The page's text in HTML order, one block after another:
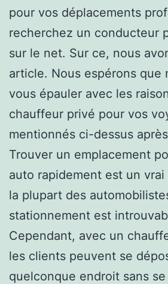
pour vos déplacements
recherchez un conducteur
sur le net. Sur ce, nous
article. Nous espérons que
vous épauler avec les
chauffeur privé pour vos
mentionnés ci-dessus
Trouver un emplacement
auto rapidement est un
la plupart des
stationnement est
Cependant, avec un
les clients peuvent se
quelconque endroit sans